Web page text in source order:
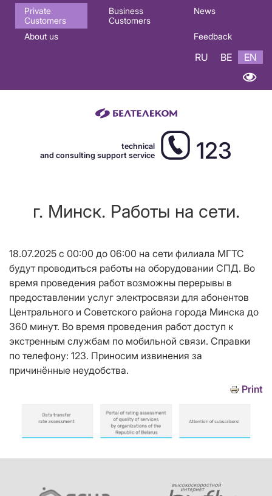
Основная
навигация
Private
Customers
Business
Customers
News
About us Feedback
RU BE EN
technical
and consulting support service
123
г. Минск. Работы на сети.
18.07.2025 с 00:00 до 06:00 на сети филиала МГТС
будут проводиться работы на оборудовании СПД. Во
время проведения работ возможны перерывы в
предоставлении услуг электросвязи для абонентов
Центрального и Советского района города Минска до
360 минут. Во время проведения работ доступ к
экстренным службам по мобильной связи. Справки
по телефону: 123. Приносим извинения за
причинённые неудобства.
Print